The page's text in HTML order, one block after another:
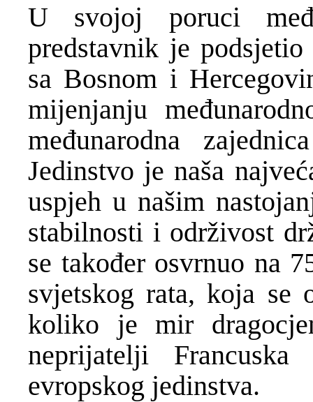
U svojoj poruci
predstavnik je
sa Bosnom i
mijenjanju
međunarodna
Jedinstvo je naša
uspjeh u našim
stabilnosti i održivost
se također osvrnuo na
svjetskog rata, koja se
koliko je mir
neprijatelji
evropskog jedinstva.